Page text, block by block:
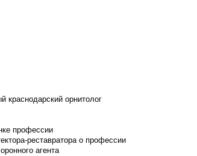
краснодарский орнитолог
профессии
реставратора о профессии
агента